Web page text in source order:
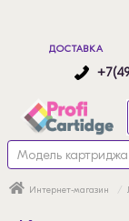
ДОСТАВКА
Интернет-магазин